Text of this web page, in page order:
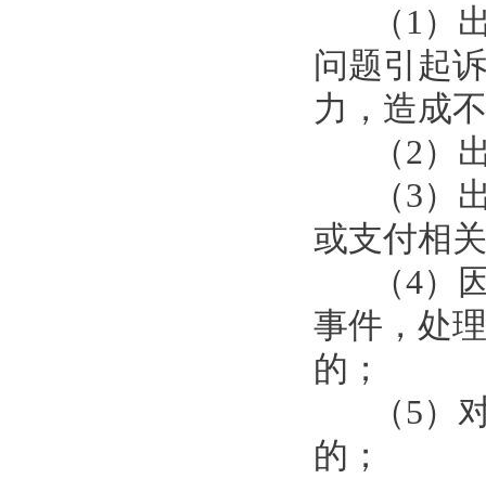
（1）
问题引起
力，造成
（2）
（3）
或支付相
（4）
事件，处
的；
（5）
的；